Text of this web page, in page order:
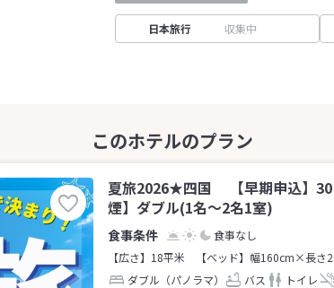
日本旅行 収集中
夏旅2026★四国 【早期申込】
煙】ダブル(1名～2名1室)
食事なし
【広さ】18平米
【ベッド】幅160cm×長さ
ダブル（パノラマ）
バス トイレ